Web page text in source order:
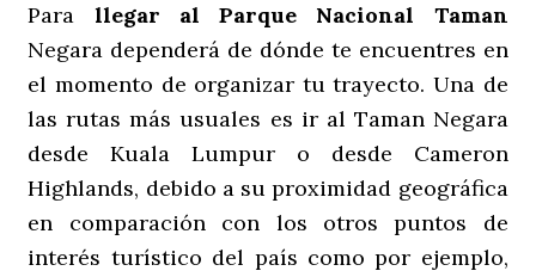
Para llegar al Parque Nacional Taman
Negara dependerá de dónde te encuentres en
el momento de organizar tu trayecto. Una de
las rutas más usuales es ir al Taman Negara
desde Kuala Lumpur o desde Cameron
Highlands, debido a su proximidad geográfica
en comparación con los otros puntos de
interés turístico del país como por ejemplo,